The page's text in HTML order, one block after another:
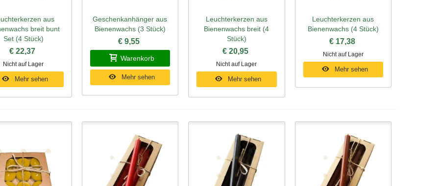
aus
breit bunt
Set (4 Stück)
€ 22,37
Nicht auf Lager
Mehr sehen
Schnellansicht
Geschenkanhänger aus
Bienenwachs (3 Stück)
€ 9,55
Warenkorb
Mehr sehen
Schnellansicht
Leuchterkerzen aus
Bienenwachs breit (4
Stück)
€ 20,95
Nicht auf Lager
Mehr sehen
Schnellansicht
Leuchterkerzen aus
Bienenwachs (4 Stück)
€ 17,38
Nicht auf Lager
Mehr sehen